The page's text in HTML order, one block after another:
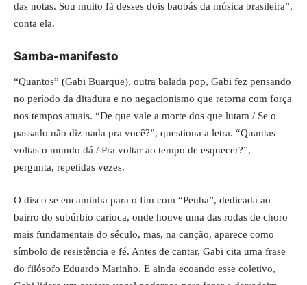
das notas. Sou muito fã desses dois baobás da música brasileira”,
conta ela.
Samba-manifesto
“Quantos” (Gabi Buarque), outra balada pop, Gabi fez pensando
no período da ditadura e no negacionismo que retorna com força
nos tempos atuais. “De que vale a morte dos que lutam / Se o
passado não diz nada pra você?”, questiona a letra. “Quantas
voltas o mundo dá / Pra voltar ao tempo de esquecer?”,
pergunta, repetidas vezes.
O disco se encaminha para o fim com “Penha”, dedicada ao
bairro do subúrbio carioca, onde houve uma das rodas de choro
mais fundamentais do século, mas, na canção, aparece como
símbolo de resistência e fé. Antes de cantar, Gabi cita uma frase
do filósofo Eduardo Marinho. E ainda ecoando esse coletivo,